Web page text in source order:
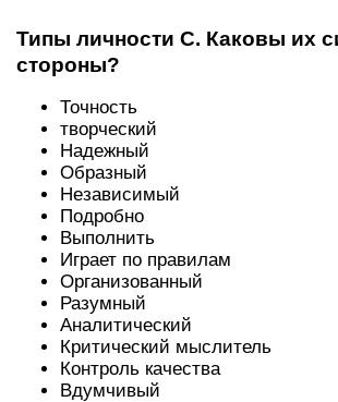
Типы личности С. Каковы их
стороны?
Точность
творческий
Надежный
Образный
Независимый
Подробно
Выполнить
Играет по правилам
Организованный
Разумный
Аналитический
Критический мыслитель
Контроль качества
Вдумчивый